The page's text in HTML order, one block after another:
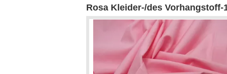
Rosa Kleider-/des